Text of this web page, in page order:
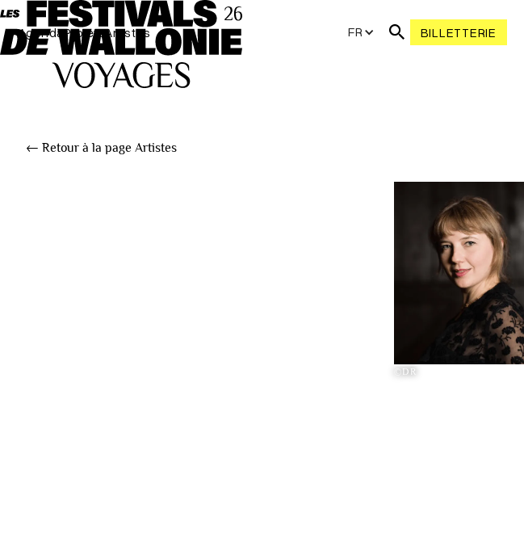
AgendaProjetsArtistes FR BILLETTERIE
← Retour à la page Artistes
©DR